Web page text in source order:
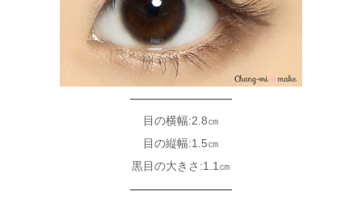
—————————
目の横幅:2.8㎝
目の縦幅:1.5㎝
黒目の大きさ:1.1㎝
—————————